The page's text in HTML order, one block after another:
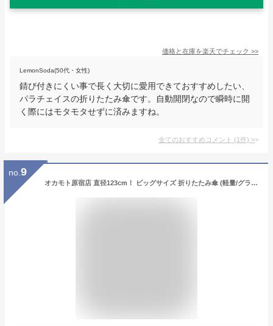
価格と在庫を楽天でチェック >>
LemonSoda(50代・女性)
錆び付きにくい事で長く大切に愛用できておすすめしたい、
パラチェイスの折りたたみ傘です。自動開閉なので瞬時に開
く際にはモタモタせずに済みますね。
全てのおすすめコメント (1件) >
no. 9
オカモト原宿店 直径123cm！ ビッグサイズ 折りたたみ傘 (軽量/グラスファイバー+アルミ) 日本製 ひっくり返っても元通り 傘 (丈夫/撥水 / 8本骨 / 黒) 折りたたみ時 70cm